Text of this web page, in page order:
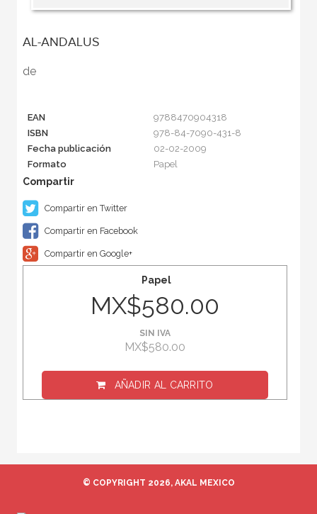
AL-ANDALUS
de
EAN
9788470904318
ISBN
978-84-7090-431-8
Fecha publicación
02-02-2009
Formato
Papel
Compartir en Twitter
Compartir en Facebook
Compartir en Google+
Papel
MX$580.00
SIN IVA
MX$580.00
AÑADIR AL CARRITO
© COPYRIGHT 2026, AKAL MEXICO